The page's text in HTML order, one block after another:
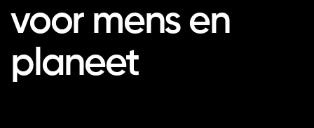
voor mens en
planeet